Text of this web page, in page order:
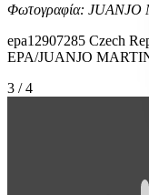
Φωτογραφία: JUANJO
epa12907285 Czech
EPA/JUANJO
3 / 4